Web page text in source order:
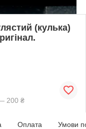
(кулька)
200 ₴
Оплата Умови